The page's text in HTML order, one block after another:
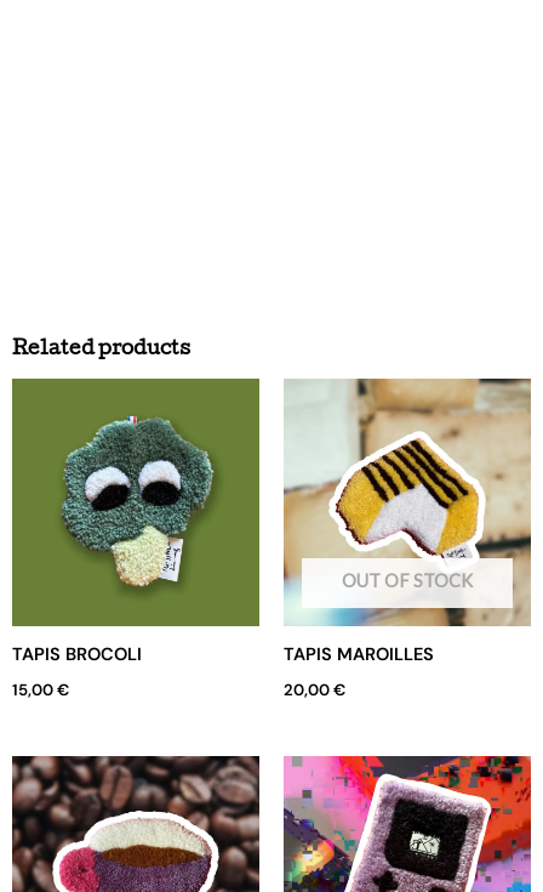
Related products
TAPIS BROCOLI
15,00€
OUT OF STOCK
TAPIS MAROILLES
20,00€